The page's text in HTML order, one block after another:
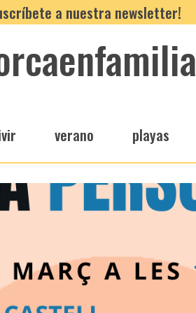
a nuestra newsletter!
verano playas